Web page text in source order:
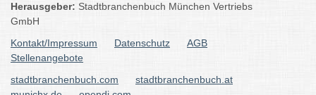
Herausgeber: Stadtbranchenbuch München Vertriebs
GmbH
Kontakt/Impressum
Datenschutz
AGB
Stellenangebote
stadtbranchenbuch.com
stadtbranchenbuch.at